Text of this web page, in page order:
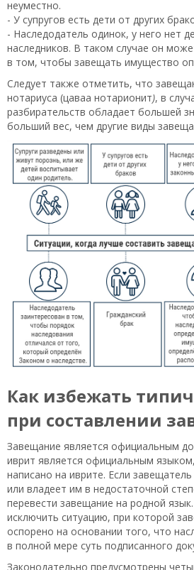
неуместно.
- У супругов есть дети от других
- Наследодатель одинок, у него нет
наследников. В таком случае он
в том, чтобы завещать имущество
Следует также отметить, что
нотариуса (цаваа нотарионит), в
разбирательств обладает большей
больший вес, чем другие виды
Как избежать
при составлении
Завещание является официальным
иврит является официальным
написано на иврите. Если
или владеет им в недостаточной
перевести завещание на родной
исключить ситуацию, при которой
оспорено на основании того, что
в полной мере суть подписанного
Законодательно предусмотрены